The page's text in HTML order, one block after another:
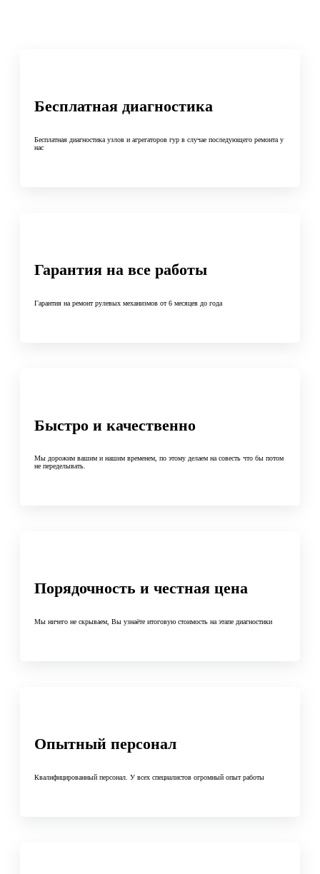
Бесплатная диагностика
Бесплатная диагностика узлов и агрегаторов гур в случае последующего ремонта у
нас
Гарантия на все работы
Гарантия на ремонт рулевых механизмов от 6 месяцев до года
Быстро и качественно
Мы дорожим вашим и нашим временем, по этому делаем на совесть что бы потом
не переделывать.
Порядочность и честная цена
Мы ничего не скрываем, Вы узнаёте итоговую стоимость на этапе диагностики
Опытный персонал
Квалифицированный персонал. У всех специалистов огромный опыт работы